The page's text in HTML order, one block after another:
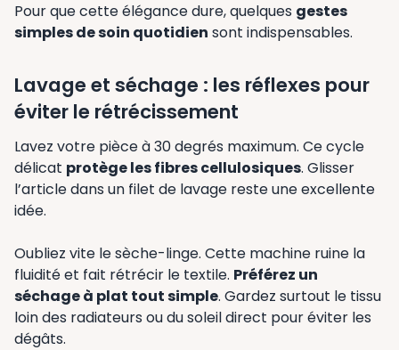
Pour que cette élégance dure, quelques gestes
simples de soin quotidien sont indispensables.
Lavage et séchage : les réflexes pour
éviter le rétrécissement
Lavez votre pièce à 30 degrés maximum. Ce cycle
délicat protège les fibres cellulosiques. Glisser
l’article dans un filet de lavage reste une excellente
idée.
Oubliez vite le sèche-linge. Cette machine ruine la
fluidité et fait rétrécir le textile. Préférez un
séchage à plat tout simple. Gardez surtout le tissu
loin des radiateurs ou du soleil direct pour éviter les
dégâts.